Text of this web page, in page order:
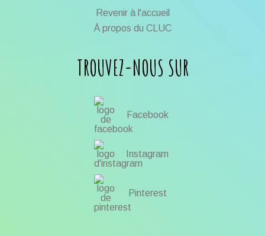
Revenir à l'accueil
À propos du CLUC
TROUVEZ-NOUS SUR
Facebook
Instagram
Pinterest